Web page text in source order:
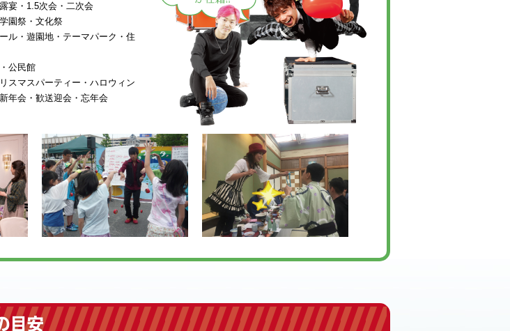
宴・1.5次会・二次会
園祭・文化祭
ル・遊園地・テーマパーク・住
公民館
スマスパーティー・ハロウィン
年会・歓送迎会・忘年会